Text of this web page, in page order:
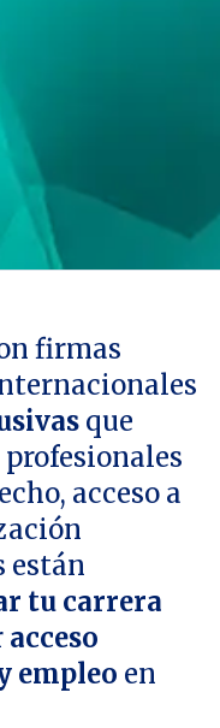
firmas
que
acceso a
están
tu carrera
acceso
empleo en